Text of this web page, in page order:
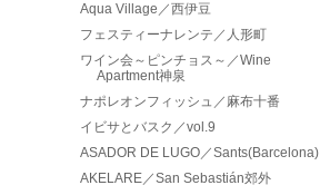
Aqua Village／西伊豆
フェスティーナレンテ／人形町
ワイン会～ピンチョス～／Wine
Apartment神泉
ナポレオンフィッシュ／麻布十番
イビサとバスク／vol.9
ASADOR DE LUGO／Sants(Barcelona)
AKELARE／San Sebastián郊外